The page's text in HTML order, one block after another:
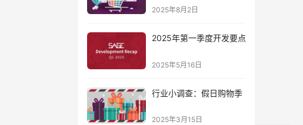
2025年8月2日
2025年第一季度开发要点
2025年5月16日
行业小调查：假日购物季
2025年3月15日